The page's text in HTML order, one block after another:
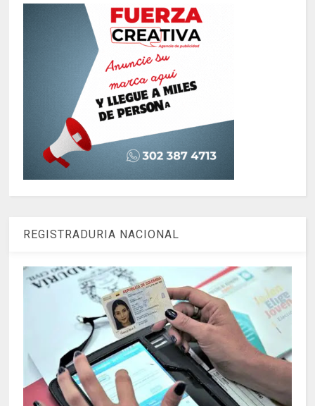
REGISTRADURIA NACIONAL